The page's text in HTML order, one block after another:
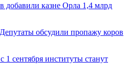
казне Орла 1,4 млрд
обсудили пропажу коров
сентября институты станут